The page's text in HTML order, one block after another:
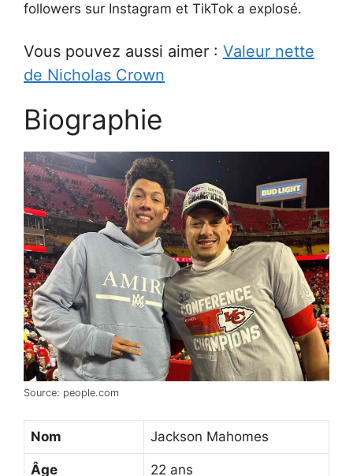
followers sur Instagram et TikTok a explosé.
Vous pouvez aussi aimer : Valeur nette
de Nicholas Crown
Biographie
Source: people.com
Nom Jackson Mahomes
Âge 22 ans